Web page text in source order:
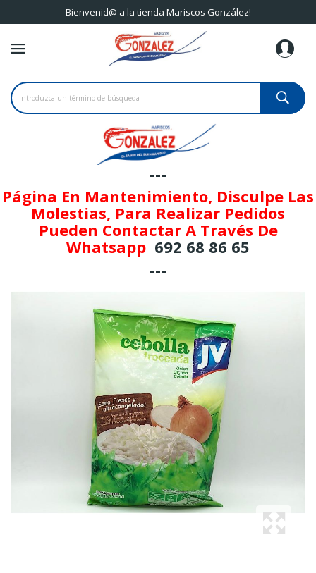
Bienvenid@ a la tienda Mariscos González!
---
Página En Mantenimiento, Disculpe Las
Molestias, Para Realizar Pedidos
Pueden Contactar A Través De
Whatsapp 692 68 86 65
---